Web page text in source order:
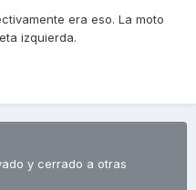
era eso. La moto
izquierda.
y cerrado a otras